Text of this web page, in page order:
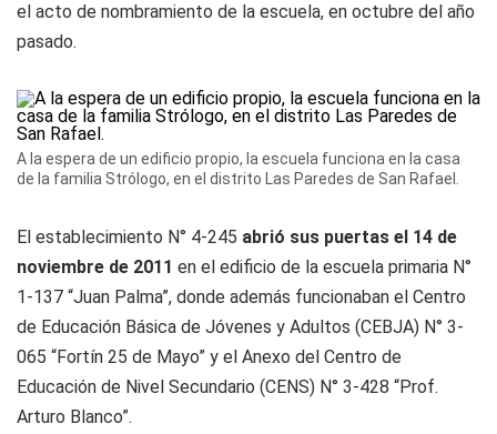
el acto de nombramiento de la escuela, en octubre del año
pasado.
A la espera de un edificio propio, la escuela funciona en la casa
de la familia Strólogo, en el distrito Las Paredes de San Rafael.
El establecimiento N° 4-245 abrió sus puertas el 14 de
noviembre de 2011 en el edificio de la escuela primaria N°
1-137 “Juan Palma”, donde además funcionaban el Centro
de Educación Básica de Jóvenes y Adultos (CEBJA) N° 3-
065 “Fortín 25 de Mayo” y el Anexo del Centro de
Educación de Nivel Secundario (CENS) N° 3-428 “Prof.
Arturo Blanco”.